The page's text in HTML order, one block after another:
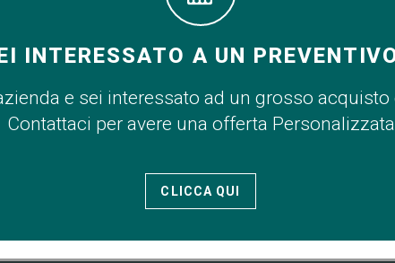
INTERESSATO A UN
e sei interessato ad un grosso acquisto
Contattaci per avere una offerta Personalizzata
CLICCA QUI